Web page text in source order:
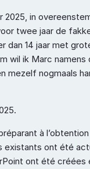
2025, in
twee jaar de
dan 14 jaar met
wil ik Marc namens
mezelf nogmaals
à
existants ont été
ont été créées